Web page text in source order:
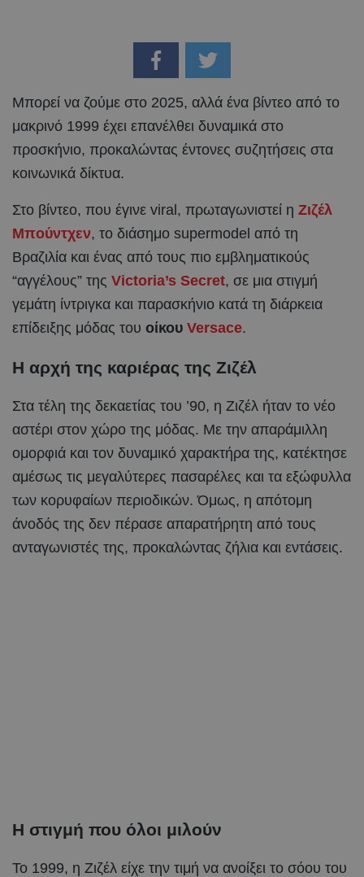
Μπορεί να ζούμε στο 2025, αλλά ένα βίντεο από το
μακρινό 1999 έχει επανέλθει δυναμικά στο
προσκήνιο, προκαλώντας έντονες συζητήσεις στα
κοινωνικά δίκτυα.
Στο βίντεο, που έγινε viral, πρωταγωνιστεί η Ζιζέλ
Μπούντχεν, το διάσημο supermodel από τη
Βραζιλία και ένας από τους πιο εμβληματικούς
“αγγέλους” της Victoria’s Secret, σε μια στιγμή
γεμάτη ίντριγκα και παρασκήνιο κατά τη διάρκεια
επίδειξης μόδας του οίκου Versace.
Η αρχή της καριέρας της Ζιζέλ
Στα τέλη της δεκαετίας του ’90, η Ζιζέλ ήταν το νέο
αστέρι στον χώρο της μόδας. Με την απαράμιλλη
ομορφιά και τον δυναμικό χαρακτήρα της, κατέκτησε
αμέσως τις μεγαλύτερες πασαρέλες και τα εξώφυλλα
των κορυφαίων περιοδικών. Όμως, η απότομη
άνοδός της δεν πέρασε απαρατήρητη από τους
ανταγωνιστές της, προκαλώντας ζήλια και εντάσεις.
Η στιγμή που όλοι μιλούν
Το 1999, η Ζιζέλ είχε την τιμή να ανοίξει το σόου του